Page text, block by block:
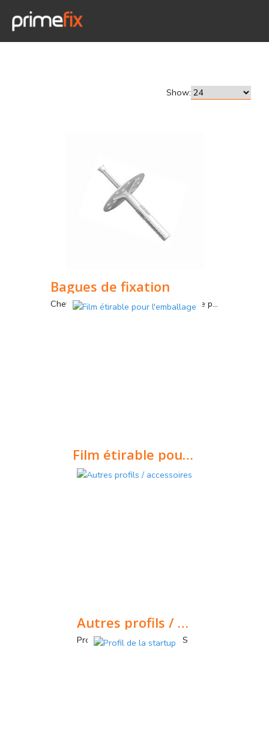
Show:
Bagues de fixation
Chevilles de fixation pour tous types de panneaux isolants.
Film étirable pour l'emballage
Film d'emballage
Autres profils / accessoires
Profils pour systèmes ETICS